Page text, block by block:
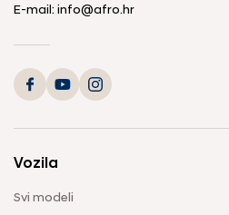
E-mail: info@afro.hr
Vozila
Svi modeli